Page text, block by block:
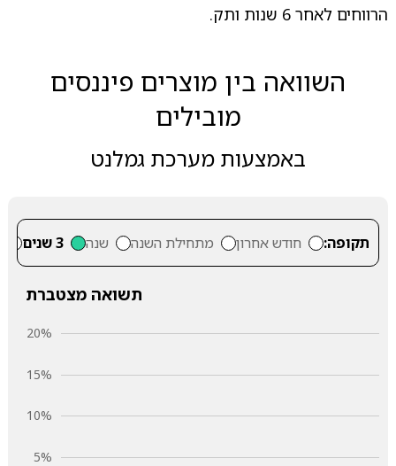
הרווחים לאחר 6 שנות ותק.
השוואה בין מוצרים פיננסים
מובילים
באמצעות מערכת גמלנט
תקופה: חודש אחרון מתחילת השנה שנה 3 שנים
תשואה מצטברת
5%
10%
15%
20%